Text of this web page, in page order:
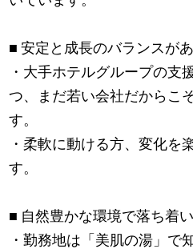
■ 安定と成長のバランスが
・大手ホテルグループの支
つ、まだ若い会社だからこ
す。
・柔軟に動ける方、変化を
す。
■ 自然豊かな環境で落ち着
・勤務地は「美肌の湯」で